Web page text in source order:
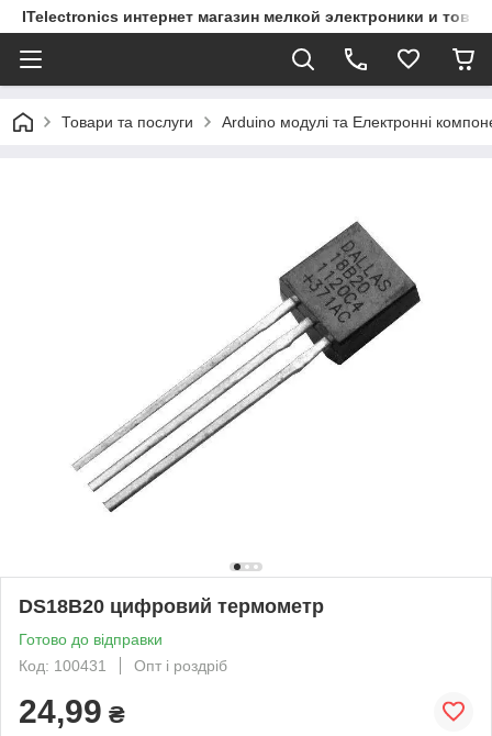
ITelectronics интернет магазин мелкой электроники и
Товари та послуги Arduino модулі та Електронні
DS18B20 цифровий термометр
Готово до відправки
Код: 100431
Опт і роздріб
24,99 ₴